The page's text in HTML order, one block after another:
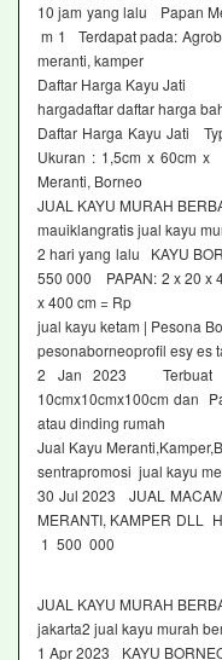
10 jam yang lalu Papan
m 1 Terdapat pada:
meranti, kamper
Daftar Harga Kayu Jati
hargadaftar daftar harga
Daftar Harga Kayu Jati
Ukuran : 1,5cm x 60cm x
Meranti, Borneo
JUAL KAYU MURAH
mauiklangratis jual kayu
2 hari yang lalu KAYU
550 000 PAPAN: 2 x 20 x
x 400 cm = Rp
jual kayu ketam | Pesona
pesonaborneoprofil esy es
2 Jan 2023 Terbuat
10cmx10cmx100cm dan
atau dinding rumah
Jual Kayu
sentrapromosi jual kayu
30 Jul 2023 JUAL
MERANTI, KAMPER DLL
1 500 000
JUAL KAYU MURAH
jakarta2 jual kayu murah
1 Apr 2023 KAYU